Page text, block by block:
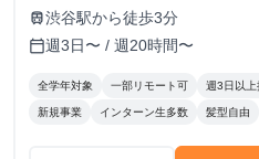
train渋谷駅から徒歩3分
calendar_today週3日〜 / 週20時間〜
全学年対象 一部リモート可 週3日以上
新規事業 インターン生多数 髪型自由